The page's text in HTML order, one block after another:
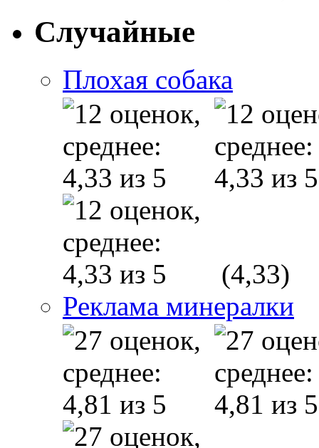
Случайные
Плохая собака
(4,33)
Реклама минералки